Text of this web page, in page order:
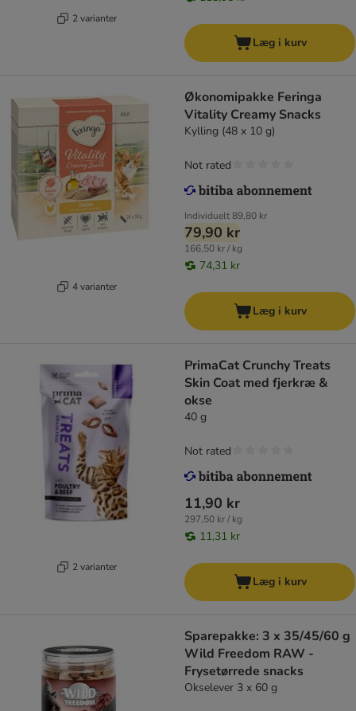
2 varianter
Læg i kurv
4 varianter
Økonomipakke Feringa
Vitality Creamy Snacks
Kylling (48 x 10 g)
Individuelt89,80 kr
79,90 kr
166,50 kr / kg
74,31 kr
Not rated
Læg i kurv
2 varianter
PrimaCat Crunchy Treats
Skin Coat med fjerkræ &
okse
40 g
11,90 kr
297,50 kr / kg
11,31 kr
Not rated
Læg i kurv
Sparepakke: 3 x 35/45/60 g
Wild Freedom RAW -
Frysetørrede snacks
Okselever 3 x 60 g